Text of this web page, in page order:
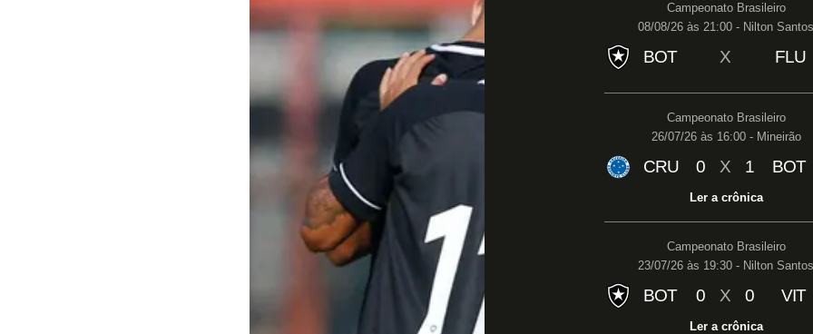
Campeonato Brasileiro
08/08/26 às 21:00 - Nilton Santos
BOT X FLU
Campeonato Brasileiro
26/07/26 às 16:00 - Mineirão
CRU 0 X 1 BOT
Ler a crônica
Campeonato Brasileiro
23/07/26 às 19:30 - Nilton Santos
BOT 0 X 0 VIT
Ler a crônica